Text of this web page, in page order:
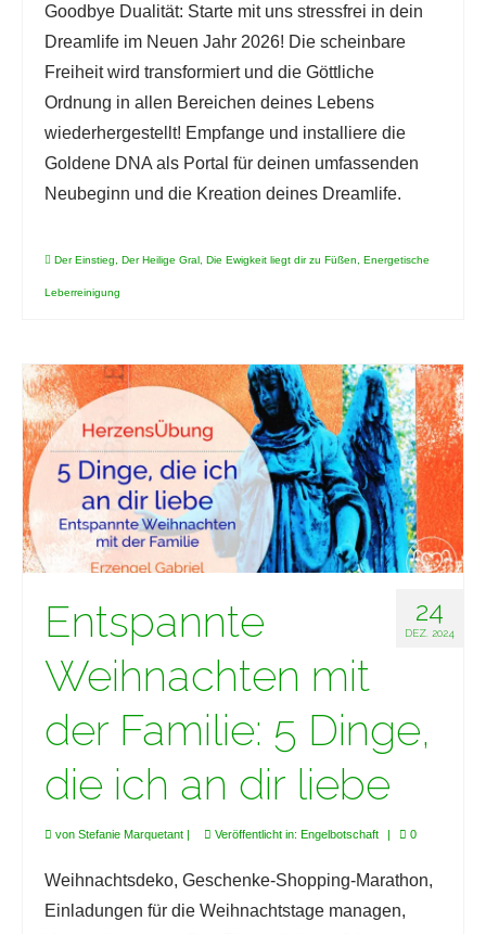
Goodbye Dualität: Starte mit uns stressfrei in dein
Dreamlife im Neuen Jahr 2026! Die scheinbare
Freiheit wird transformiert und die Göttliche
Ordnung in allen Bereichen deines Lebens
wiederhergestellt! Empfange und installiere die
Goldene DNA als Portal für deinen umfassenden
Neubeginn und die Kreation deines Dreamlife.
Der Einstieg Der Heilige Gral Die Ewigkeit liegt dir zu Füßen Energetische
Leberreinigung
24
DEZ. 2024
Entspannte
Weihnachten mit
der Familie: 5 Dinge,
die ich an dir liebe
von Stefanie Marquetant | Veröffentlicht in: Engelbotschaft | 0
Weihnachtsdeko, Geschenke-Shopping-Marathon,
Einladungen für die Weihnachtstage managen,